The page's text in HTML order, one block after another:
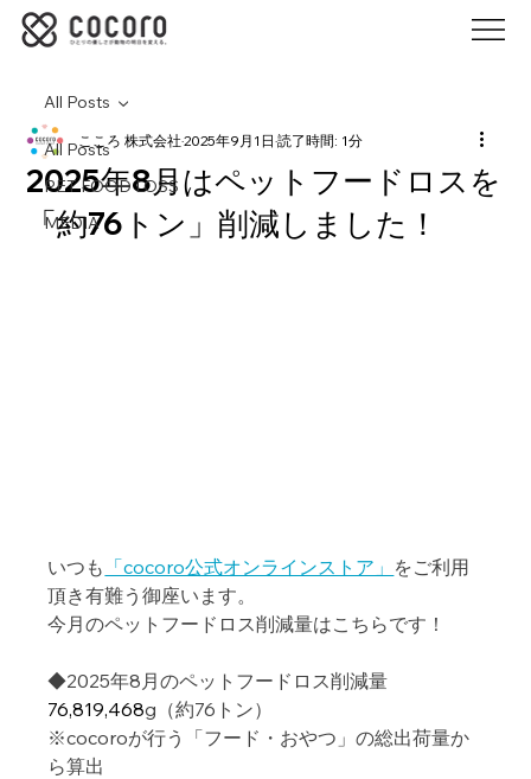
All Posts
PET FOOD LOSS
MEDIA
All Posts
2025年8月はペットフードロスを
「約76トン」削減しました！
こころ 株式会社2025年9月1日読了時間: 1分
いつも 「cocoro公式オンラインストア」 をご利用
頂き有難う御座います。
今月のペットフードロス削減量はこちらです！
◆2025年8月のペットフードロス削減量
76,819,468g（約76トン）
※cocoroが行う「フード・おやつ」の総出荷量か
ら算出